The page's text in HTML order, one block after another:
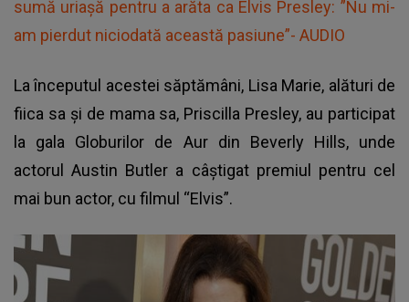
sumă uriașă pentru a arăta ca Elvis Presley: ”Nu mi-
am pierdut niciodată această pasiune”- AUDIO
La începutul acestei săptămâni, Lisa Marie, alături de
fiica sa și de mama sa, Priscilla Presley, au participat
la gala Globurilor de Aur din Beverly Hills, unde
actorul Austin Butler a câștigat premiul pentru cel
mai bun actor, cu filmul “Elvis”.